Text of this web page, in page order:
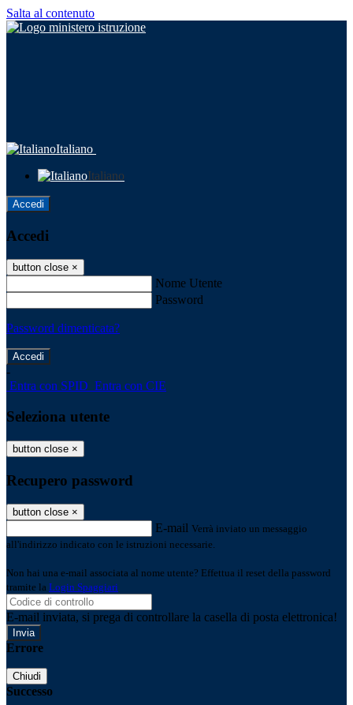
Salta al contenuto
Italiano
Italiano
Accedi
Accedi
button close ×
Nome Utente
Password
Password dimenticata?
-
Entra con SPID Entra con CIE
Seleziona utente
button close ×
Recupero password
button close ×
E-mail Verrà inviato un messaggio
all'indirizzo indicato con le istruzioni necessarie.
Non hai una e-mail associata al nome utente? Effettua il reset della password
tramite la Login Spaggiari
E-mail inviata, si prega di controllare la casella di posta elettronica!
Errore
Chiudi
Successo